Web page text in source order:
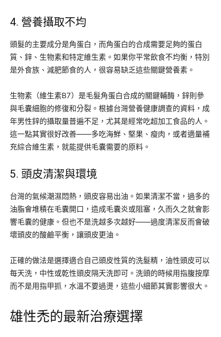
4. 營養攝取不均
頭髮的主要成分是角蛋白，而角蛋白的合成需要足夠的蛋白
質、鋅、生物素和特定維生素。如果你平常飲食不均衡，特別
是外食族、減肥節食的人，很容易缺乏這些關鍵營養素。
生物素（維生素B7）是毛髮角蛋白合成的關鍵輔酶，鋅則參
與毛囊細胞的修復和分裂。根據台灣營養健康調查的資料，成
年男性鋅的攝取量普遍不足，尤其是經常吃超加工食品的人。
這一點其實很好改善——多吃海鮮、堅果、瘦肉，或者適量補
充綜合維生素，就能提供毛囊需要的原料。
5. 頭皮清潔與環境
台灣的氣候潮濕悶熱，頭皮容易出油。如果清潔不當，過多的
油脂會堆積在毛囊開口，造成毛囊炎或阻塞，久而久之就會影
響毛囊的健康。但也不是洗越多次越好——過度清潔反而會破
壞頭皮的酸鹼平衡，讓頭皮更油。
正確的做法是選擇適合自己頭皮性質的洗髮精，油性頭皮可以
每天洗，中性或乾性頭皮隔天洗即可。洗頭的時候用指腹按摩
而不是用指甲抓，水溫不要過燙，這些小細節其實影響很大。
雄性禿的最新治療選擇